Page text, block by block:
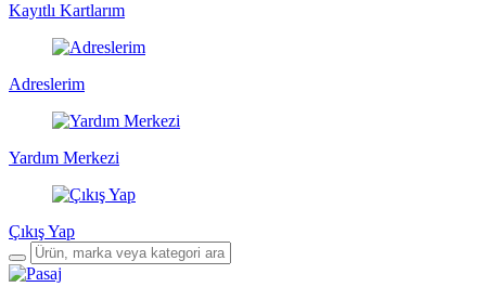
Kayıtlı Kartlarım
Adreslerim
Yardım Merkezi
Çıkış Yap